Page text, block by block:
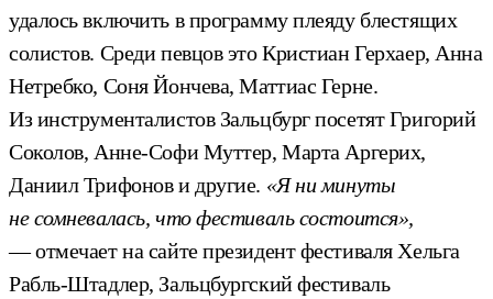
удалось включить в программу плеяду блестящих
солистов. Среди певцов это Кристиан Герхаер, Анна
Нетребко, Соня Йончева, Маттиас Герне.
Из инструменталистов Зальцбург посетят Григорий
Соколов, Анне-Софи Муттер, Марта Аргерих,
Даниил Трифонов и другие. «Я ни минуты
не сомневалась, что фестиваль состоится»,
— отмечает на сайте президент фестиваля Хельга
Рабль-Штадлер, Зальцбургский фестиваль